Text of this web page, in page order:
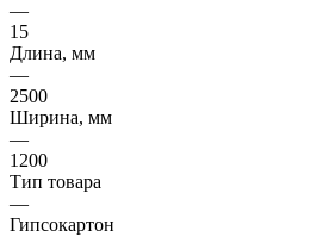
—
15
Длина, мм
—
2500
Ширина, мм
—
1200
Тип товара
—
Гипсокартон